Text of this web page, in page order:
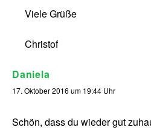
Viele Grüße
Christof
Daniela
17. Oktober 2016 um 19:44 Uhr
Schön, dass du wieder gut